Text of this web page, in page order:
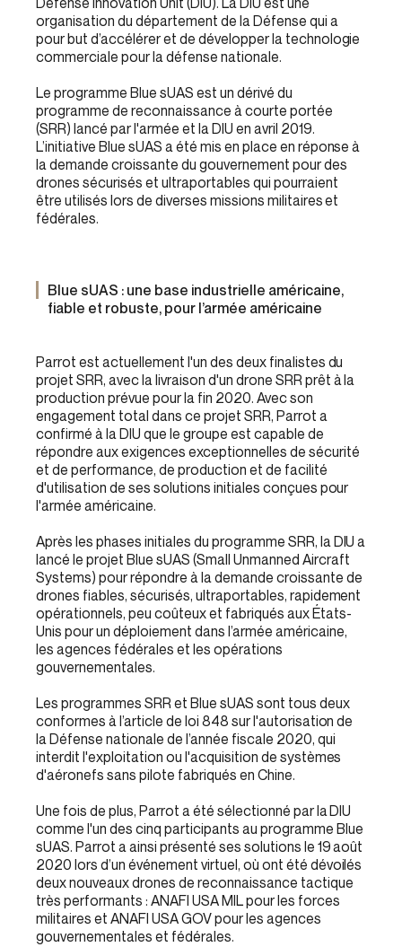
organisation du département de la Défense qui a
pour but d’accélérer et de développer la technologie
commerciale pour la défense nationale.
Le programme Blue sUAS est un dérivé du
programme de reconnaissance à courte portée
(SRR) lancé par l'armée et la DIU en avril 2019.
L’initiative Blue sUAS a été mis en place en réponse à
la demande croissante du gouvernement pour des
drones sécurisés et ultraportables qui pourraient
être utilisés lors de diverses missions militaires et
fédérales.
Blue sUAS : une base industrielle américaine,
fiable et robuste, pour l’armée américaine
Parrot est actuellement l'un des deux finalistes du
projet SRR, avec la livraison d'un drone SRR prêt à la
production prévue pour la fin 2020. Avec son
engagement total dans ce projet SRR, Parrot a
confirmé à la DIU que le groupe est capable de
répondre aux exigences exceptionnelles de sécurité
et de performance, de production et de facilité
d'utilisation de ses solutions initiales conçues pour
l'armée américaine.
Après les phases initiales du programme SRR, la DIU a
lancé le projet Blue sUAS (Small Unmanned Aircraft
Systems) pour répondre à la demande croissante de
drones fiables, sécurisés, ultraportables, rapidement
opérationnels, peu coûteux et fabriqués aux États-
Unis pour un déploiement dans l’armée américaine,
les agences fédérales et les opérations
gouvernementales.
Les programmes SRR et Blue sUAS sont tous deux
conformes à l’article de loi 848 sur l'autorisation de
la Défense nationale de l’année fiscale 2020, qui
interdit l'exploitation ou l'acquisition de systèmes
d'aéronefs sans pilote fabriqués en Chine.
Une fois de plus, Parrot a été sélectionné par la DIU
comme l'un des cinq participants au programme Blue
sUAS. Parrot a ainsi présenté ses solutions le 19 août
2020 lors d’un événement virtuel, où ont été dévoilés
deux nouveaux drones de reconnaissance tactique
très performants : ANAFI USA MIL pour les forces
militaires et ANAFI USA GOV pour les agences
gouvernementales et fédérales.